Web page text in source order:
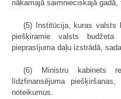
nākamajā saimnieciskajā gadā,
(5) Institūcija, kuras valsts
piešķiramie valsts
pieprasījuma daļu izstrādā,
(6) Ministru kabinets
līdzfinansējuma
noteikumus.